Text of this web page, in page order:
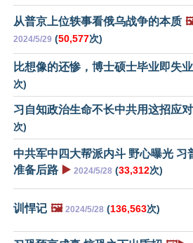
从普京上位轶事看俄乌战争的本质
2024/5/29 (50,577次)
比想像的还惨，博士硕士毕业即失业
次)
习自知政治生命不长中共用这招应对
次)
中共军中四大帮派内斗 野心曝光 习
准备后路 ▶️ 2024/5/28 (33,312次)
训悍记 🖼️ 2024/5/28 (136,563次)